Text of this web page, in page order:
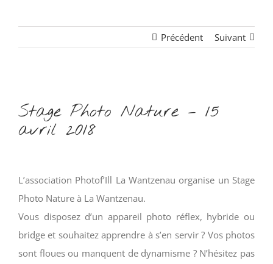
Précédent Suivant
l'image
agrandie
Stage Photo Nature – 15
avril 2018
L’association Photof’Ill La Wantzenau organise un Stage
Photo Nature à La Wantzenau.
Vous disposez d’un appareil photo réflex, hybride ou
bridge et souhaitez apprendre à s’en servir ? Vos photos
sont floues ou manquent de dynamisme ? N’hésitez pas